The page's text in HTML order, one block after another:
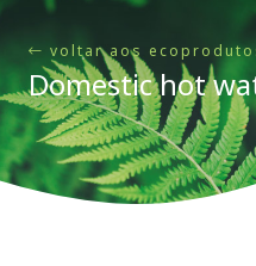
voltar aos
Domestic hot